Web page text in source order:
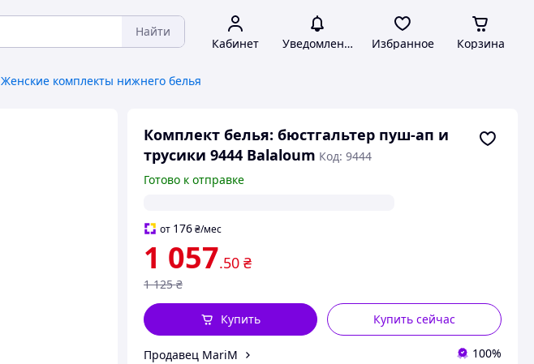
Найти
Кабинет Уведомления Избранное Корзина
Женские комплекты нижнего белья
Комплект белья: бюстгальтер пуш-ап и
трусики 9444 Balaloum Код: 9444
Готово к отправке
от 176 ₴/мес
1 057.50 ₴
1 125 ₴
Купить сейчас
Купить
Продавец MariM 100%